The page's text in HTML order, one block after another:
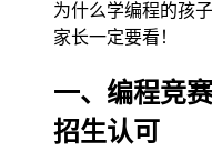
为什么学编程的孩
家长一定要看！
一、编程竞
招生认可